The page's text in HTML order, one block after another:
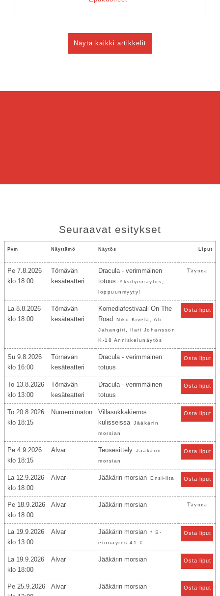
Näytä kaikki artikkelit
Seuraavat esitykset
Pvm Näyttämö Näytös Liput
Pe 7.8.2026
18:00
Törnävän
kesäteatteri
Dracula - verimmäinen
totuus
Yksityisnäytös,
loppuunmyyty!
Täynnä
La 8.8.2026
18:00
Törnävän
kesäteatteri
Komediafestivaali On The
Road
Niko Kivelä, Ali
Jahangiri, Ilari Johansson
K-18 Anniskelunäytös
Osta liput
Su 9.8.2026
16:00
Törnävän
kesäteatteri
Dracula - verimmäinen
totuus
Osta liput
To 13.8.2026
13:00
Törnävän
kesäteatteri
Dracula - verimmäinen
totuus
Osta liput
To 20.8.2026
18:15
Numeroimaton
Villasukkakierros
kulisseissa
Jääkärin
morsian
Osta liput
Pe 4.9.2026
18:15
Alvar Teosesittely
Jääkärin
morsian
Osta liput
La 12.9.2026
18:00
Alvar Jääkärin morsian Ensi-ilta Osta liput
Pe 18.9.2026
18:00
Alvar Jääkärin morsian Täynnä
La 19.9.2026
13:00
Alvar Jääkärin morsian
* S-
etunäytös 41 €
Osta liput
La 19.9.2026
18:00
Alvar Jääkärin morsian Osta liput
Pe 25.9.2026
Alvar Jääkärin morsian Osta liput